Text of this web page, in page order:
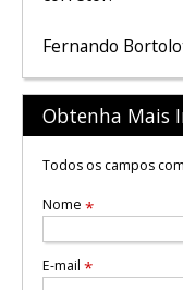
Fernando
Obtenha Mais
Todos os campos com
Nome *
E-mail *